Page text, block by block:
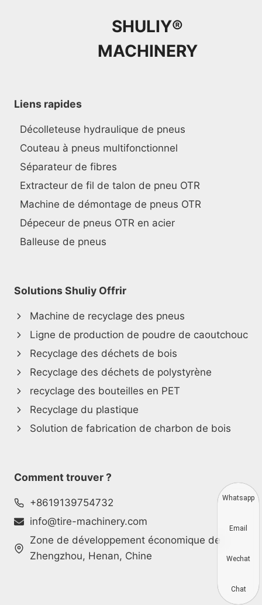
SHULIY®
MACHINERY
Liens rapides
Décolleteuse hydraulique de pneus
Couteau à pneus multifonctionnel
Séparateur de fibres
Extracteur de fil de talon de pneu OTR
Machine de démontage de pneus OTR
Dépeceur de pneus OTR en acier
Balleuse de pneus
Solutions Shuliy Offrir
Machine de recyclage des pneus
Ligne de production de poudre de caoutchouc
Recyclage des déchets de bois
Recyclage des déchets de polystyrène
recyclage des bouteilles en PET
Recyclage du plastique
Solution de fabrication de charbon de bois
Comment trouver ?
+8619139754732
info@tire-machinery.com
Zone de développement économique de
Zhengzhou, Henan, Chine
Whatsapp
Email
Wechat
Chat